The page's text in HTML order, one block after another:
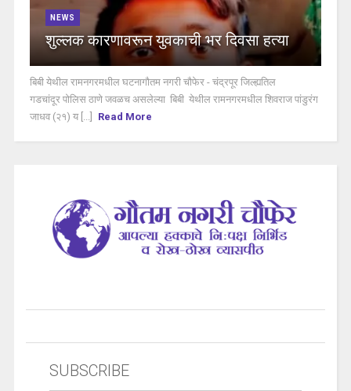
NEWS
शुल्लक कारणावरून युवकाची भर दिवसा हत्या
बिबी येथील रामनगरमधील घटनागौतम नगरी चौफेर - चंद्रपूर जिल्ह्यतिल
गडचांदूर पोलिस ठाणे जवळच असलेल्या बिबी येथील रामनगरमधील शिवराज पांडुरंग
जाधव (२१) य [...]
Read More
SUBSCRIBE